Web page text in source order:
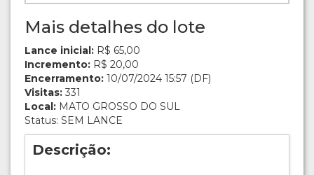
Mais detalhes do lote
Lance inicial: R$ 65,00
Incremento: R$ 20,00
Encerramento: 10/07/2024 15:57 (DF)
Visitas: 331
Local: MATO GROSSO DO SUL
Status: SEM LANCE
Descrição: